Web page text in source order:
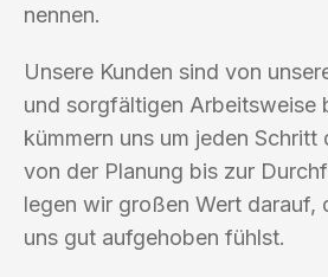
nennen.
Unsere Kunden sind von
und sorgfältigen Arbeitsweise
kümmern uns um jeden Schritt
von der Planung bis zur
legen wir großen Wert darauf,
uns gut aufgehoben fühlst.